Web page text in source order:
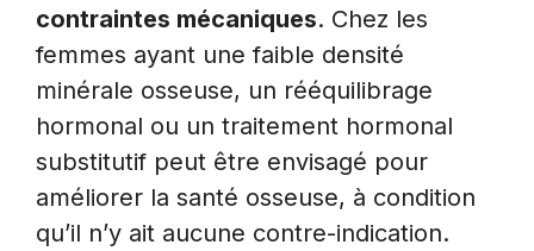
contraintes mécaniques. Chez les
femmes ayant une faible densité
minérale osseuse, un rééquilibrage
hormonal ou un traitement hormonal
substitutif peut être envisagé pour
améliorer la santé osseuse, à condition
qu’il n’y ait aucune contre-indication.